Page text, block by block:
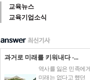
교육뉴스
교육기업소식
과거로 미래를 키워내다 -...
역사를 잃은 민족에게
미래는 없다고 했던